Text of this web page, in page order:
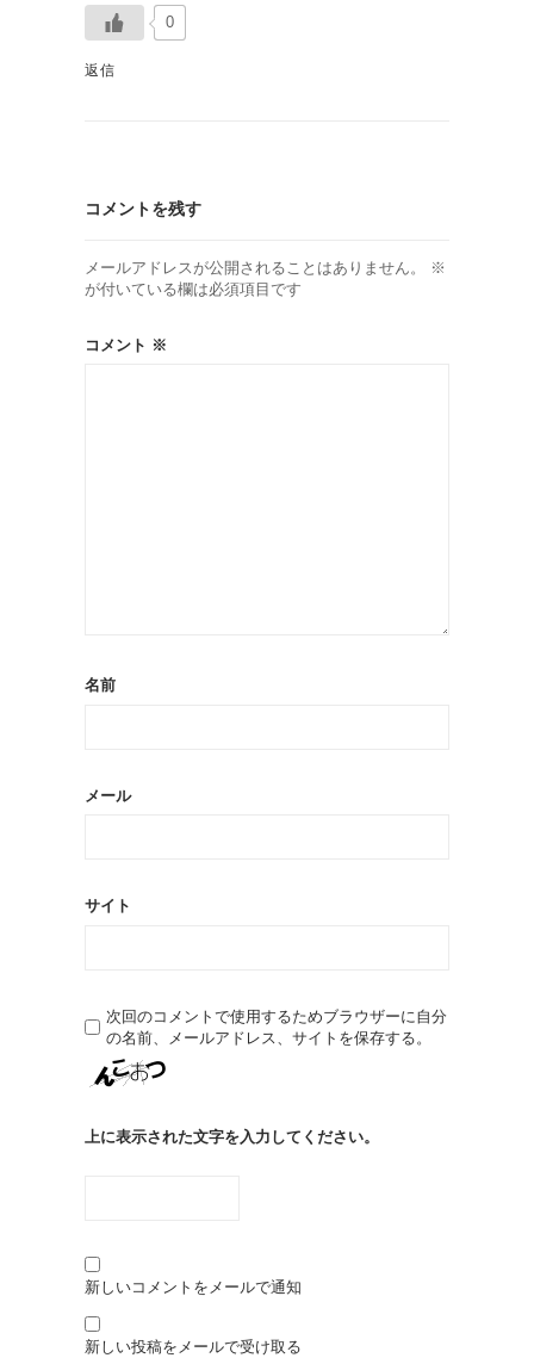
0
返信
コメントを残す
メールアドレスが公開されることはありません。
※
が付いている欄は必須項目です
コメント ※
名前
メール
サイト
次回のコメントで使用するためブラウザーに自分
の名前、メールアドレス、サイトを保存する。
上に表示された文字を入力してください。
新しいコメントをメールで通知
新しい投稿をメールで受け取る